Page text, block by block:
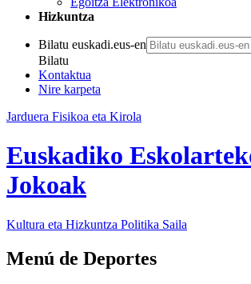
Hizkuntza
Bilatu euskadi.eus-en
Bilatu
Kontaktua
Nire karpeta
Jarduera Fisikoa eta Kirola
Euskadiko
Jokoak
Kultura eta Hizkuntza Politika Saila
Menú de Deportes